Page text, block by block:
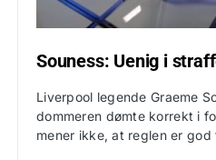
Souness: Uenig i
Liverpool legende Graeme
dommeren dømte korrekt i
mener ikke, at reglen er god